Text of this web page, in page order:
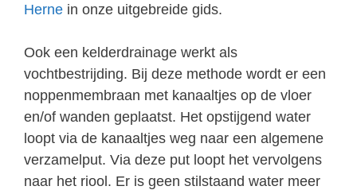
Herne in onze uitgebreide gids.
Ook een kelderdrainage werkt als
vochtbestrijding. Bij deze methode wordt er een
noppenmembraan met kanaaltjes op de vloer
en/of wanden geplaatst. Het opstijgend water
loopt via de kanaaltjes weg naar een algemene
verzamelput. Via deze put loopt het vervolgens
naar het riool. Er is geen stilstaand water meer